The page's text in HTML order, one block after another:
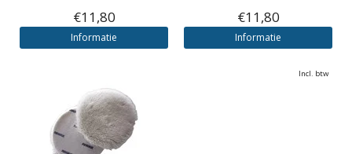
€11,80
Informatie
€11,80
Informatie
Incl. btw